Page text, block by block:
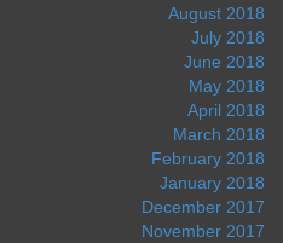
August 2018
July 2018
June 2018
May 2018
April 2018
March 2018
February 2018
January 2018
December 2017
November 2017